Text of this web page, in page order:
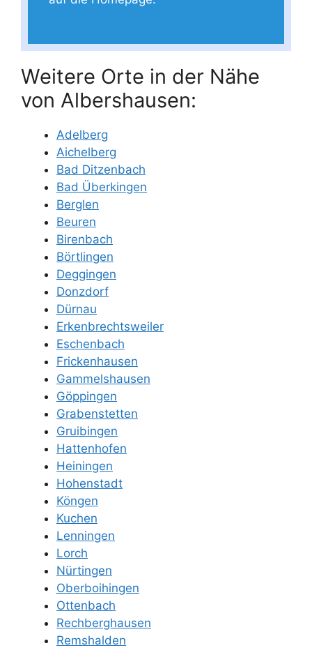
Weitere Orte in der Nähe
von Albershausen:
Adelberg
Aichelberg
Bad Ditzenbach
Bad Überkingen
Berglen
Beuren
Birenbach
Börtlingen
Deggingen
Donzdorf
Dürnau
Erkenbrechtsweiler
Eschenbach
Frickenhausen
Gammelshausen
Göppingen
Grabenstetten
Gruibingen
Hattenhofen
Heiningen
Hohenstadt
Köngen
Kuchen
Lenningen
Lorch
Nürtingen
Oberboihingen
Ottenbach
Rechberghausen
Remshalden